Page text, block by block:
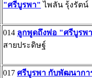
"ศรีบูรพา" ไพลัน รุ้งรัตน์
014 ลูกพูดถึงพ่อ "ศรีบูรพ
สายประดิษฐ์
017 ศรีบูรพา กับพัฒนากา